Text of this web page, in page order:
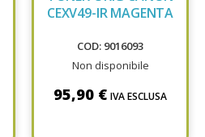
CEXV49-IR MAGENTA
COD: 9016093
Non disponibile
95,90 € IVA ESCLUSA